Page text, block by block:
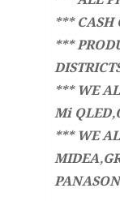
*** CASH
***
*** WE
Mi
*** WE